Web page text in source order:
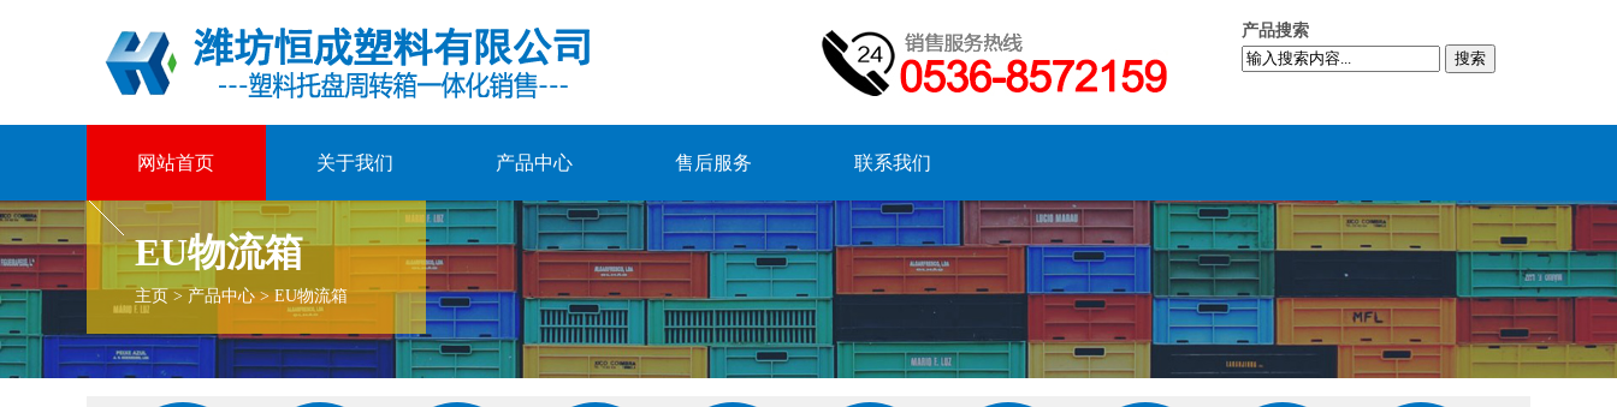
产品搜索
搜索
网站首页 关于我们 产品中心 售后服务 联系我们
EU物流箱
主页 > 产品中心>EU物流箱